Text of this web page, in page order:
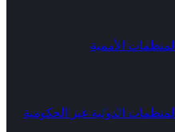
المنظمات الأممية
المنظمات الدولية غير الحكومية